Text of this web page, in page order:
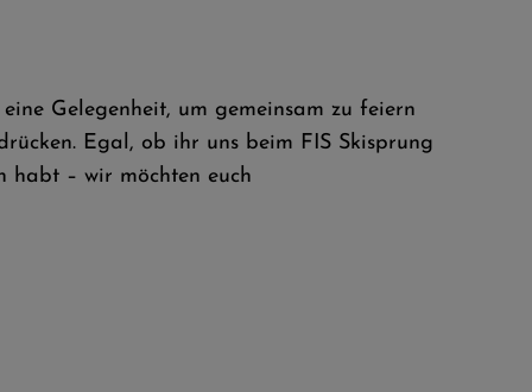
Gelegenheit, um gemeinsam zu feiern
Egal, ob ihr uns beim FIS Skisprung
habt – wir möchten euch